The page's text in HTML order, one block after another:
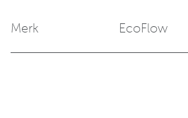
Merk EcoFlow